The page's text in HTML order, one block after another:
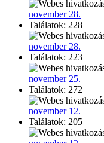
november 28.
Találatok: 228
november 28.
Találatok: 223
november 25.
Találatok: 272
november 12.
Találatok: 205